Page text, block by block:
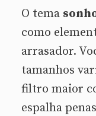
O tema
como
arrasador.
tamanhos
filtro maior
espalha